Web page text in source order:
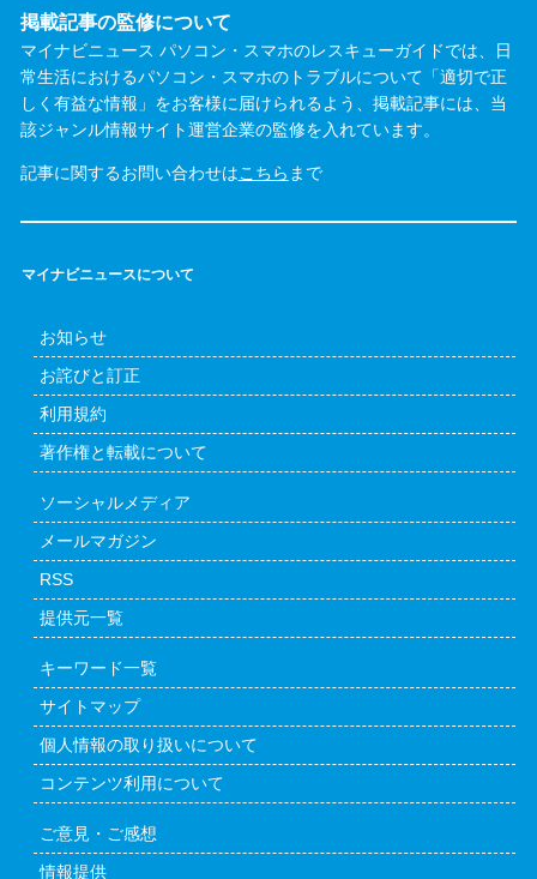
088-678-8615
詳細は公式HPでご確認ください。
引用元：Digital☆Station
掲載記事の監修について
マイナビニュース パソコン・スマホのレスキューガイドでは、日
常生活におけるパソコン・スマホのトラブルについて「適切で正
しく有益な情報」をお客様に届けられるよう、掲載記事には、当
該ジャンル情報サイト運営企業の監修を入れています。
記事に関するお問い合わせはこちら まで
マイナビニュースについて
お知らせ
お詫びと訂正
利用規約
著作権と転載について
ソーシャルメディア
メールマガジン
RSS
提供元一覧
キーワード一覧
サイトマップ
個人情報の取り扱いについて
コンテンツ利用について
ご意見・ご感想
情報提供